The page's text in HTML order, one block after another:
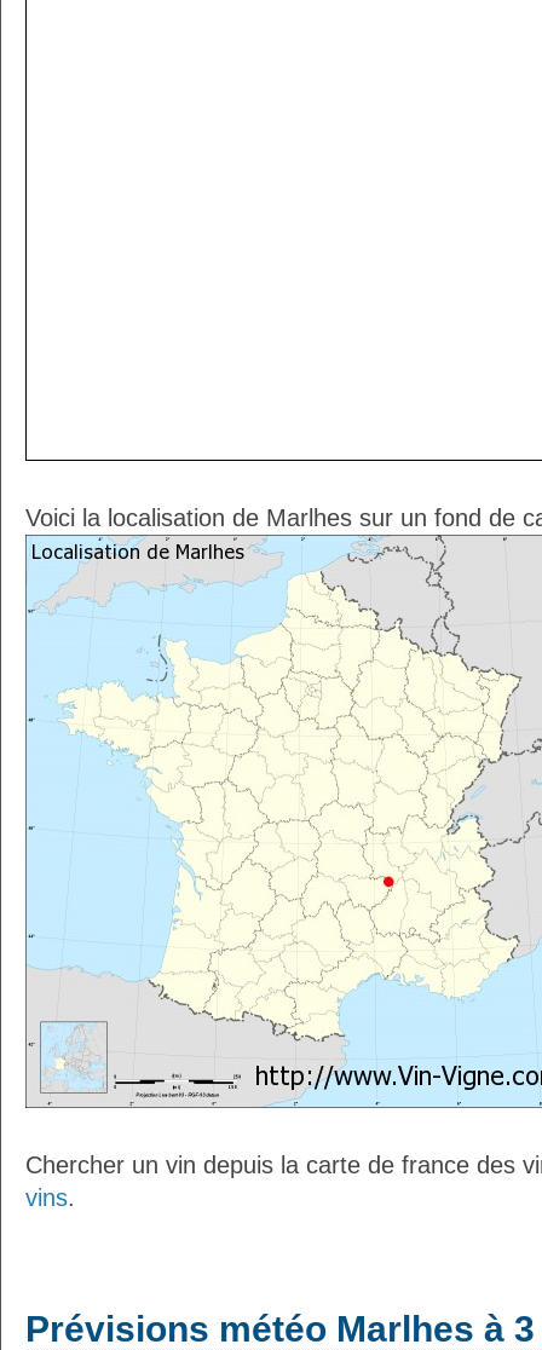
Voici la localisation de Marlhes sur un fond de
Chercher un vin depuis la carte de france des
vins.
Prévisions météo Marlhes à